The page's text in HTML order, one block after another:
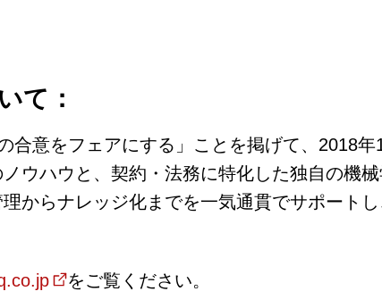
て：
合意をフェアにする」ことを掲げて、2018
ウハウと、契約・法務に特化した独自の機
からナレッジ化までを一気通貫でサポート
をご覧ください。